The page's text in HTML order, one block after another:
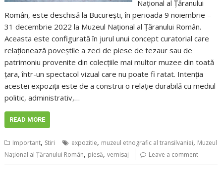
Național al Țăranului
Român, este deschisă la București, în perioada 9 noiembrie –
31 decembrie 2022 la Muzeul Național al Țăranului Român.
Aceasta este configurată în jurul unui concept curatorial care
relaționează poveștile a zeci de piese de tezaur sau de
patrimoniu provenite din colecțiile mai multor muzee din toată
țara, într-un spectacol vizual care nu poate fi ratat. Intenția
acestei expoziții este de a construi o relație durabilă cu mediul
politic, administrativ,…
READ MORE
Important, Stiri expozitie, muzeul etnografic al transilvaniei, Muzeul
Național al Țăranului Român, piesă,vernisaj Leave a comment